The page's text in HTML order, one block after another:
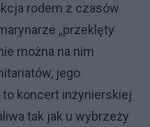
rodem z czasów
„przeklęty
można na nim
jego
koncert inżynierskiej
tak jak u wybrzeży